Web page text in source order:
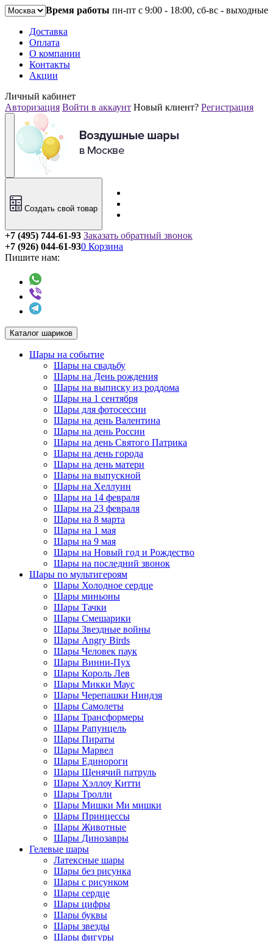
Время работы пн-пт с 9:00 - 18:00, сб-вс - выходные
Доставка
Оплата
О компании
Контакты
Акции
Личный кабинет
Авторизация Войти в аккаунт Новый клиент? Регистрация
Создать свой товар
+7 (495) 744-61-93 Заказать обратный звонок
+7 (926) 044-61-93
Пишите нам:
0 Корзина
Каталог шариков
Шары на событие
Шары на свадьбу
Шары на День рождения
Шары на выписку из роддома
Шары на 1 сентября
Шары для фотосессии
Шары на день Валентина
Шары на день России
Шары на день Святого Патрика
Шары на день города
Шары на день матери
Шары на выпускной
Шары на Хеллуин
Шары на 14 февраля
Шары на 23 февраля
Шары на 8 марта
Шары на 1 мая
Шары на 9 мая
Шары на Новый год и Рождество
Шары на последний звонок
Шары по мультигероям
Шары Холодное сердце
Шары миньоны
Шары Тачки
Шары Смешарики
Шары Звездные войны
Шары Angry Birds
Шары Человек паук
Шары Винни-Пух
Шары Король Лев
Шары Микки Маус
Шары Черепашки Ниндзя
Шары Самолеты
Шары Трансформеры
Шары Рапунцель
Шары Пираты
Шары Марвел
Шары Единороги
Шары Щенячий патруль
Шары Хэллоу Китти
Шары Тролли
Шары Мишки Ми мишки
Шары Принцессы
Шары Животные
Шары Динозавры
Гелевые шары
Латексные шары
Шары без рисунка
Шары с рисунком
Шары сердце
Шары цифры
Шары буквы
Шары звезды
Шары фигуры